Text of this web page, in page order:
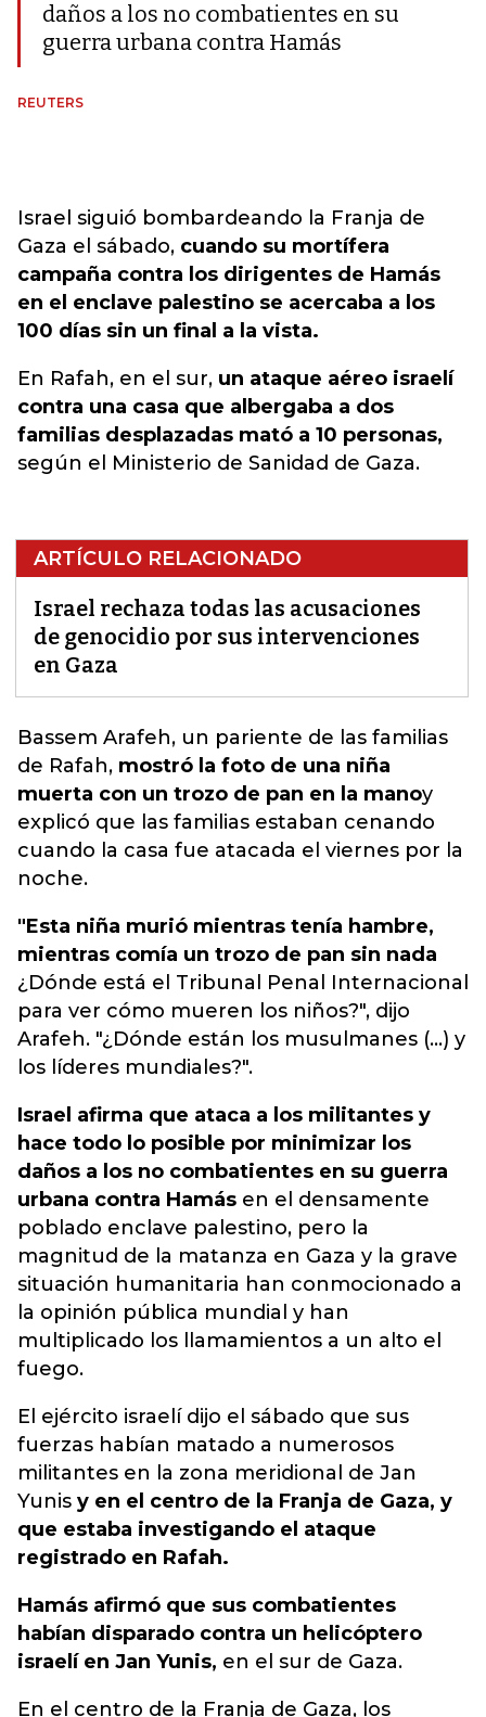
daños a los no combatientes en su
guerra urbana contra Hamás
REUTERS
Israel siguió bombardeando la Franja de
Gaza el sábado, cuando su mortífera
campaña contra los dirigentes de Hamás
en el enclave palestino se acercaba a los
100 días sin un final a la vista.
En Rafah, en el sur, un ataque aéreo israelí
contra una casa que albergaba a dos
familias desplazadas mató a 10 personas,
según el Ministerio de Sanidad de Gaza.
ARTÍCULO RELACIONADO
Israel rechaza todas las acusaciones
de genocidio por sus intervenciones
en Gaza
Bassem Arafeh, un pariente de las familias
de Rafah, mostró la foto de una niña
muerta con un trozo de pan en la manoy
explicó que las familias estaban cenando
cuando la casa fue atacada el viernes por la
noche.
"Esta niña murió mientras tenía hambre,
mientras comía un trozo de pan sin nada
¿Dónde está el Tribunal Penal Internacional
para ver cómo mueren los niños?", dijo
Arafeh. "¿Dónde están los musulmanes (...) y
los líderes mundiales?".
Israel afirma que ataca a los militantes y
hace todo lo posible por minimizar los
daños a los no combatientes en su guerra
urbana contra Hamás en el densamente
poblado enclave palestino, pero la
magnitud de la matanza en Gaza y la grave
situación humanitaria han conmocionado a
la opinión pública mundial y han
multiplicado los llamamientos a un alto el
fuego.
El ejército israelí dijo el sábado que sus
fuerzas habían matado a numerosos
militantes en la zona meridional de Jan
Yunis y en el centro de la Franja de Gaza, y
que estaba investigando el ataque
registrado en Rafah.
Hamás afirmó que sus combatientes
habían disparado contra un helicóptero
israelí en Jan Yunis, en el sur de Gaza.
En el centro de la Franja de Gaza, los